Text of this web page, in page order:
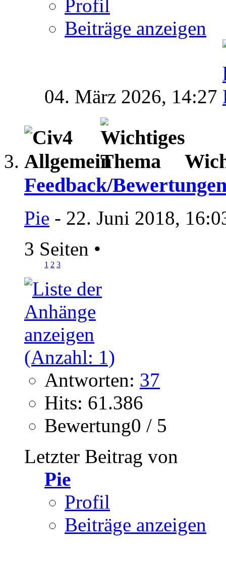
Profil
Beiträge anzeigen
04. März 2026, 14:27
Feedback/
Pie - 22. Juni 2018,
3 Seiten •
1 2 3
Antworten: 37
Hits: 61.386
Bewertung0 / 5
Letzter Beitrag von
Pie
Profil
Beiträge anzeigen